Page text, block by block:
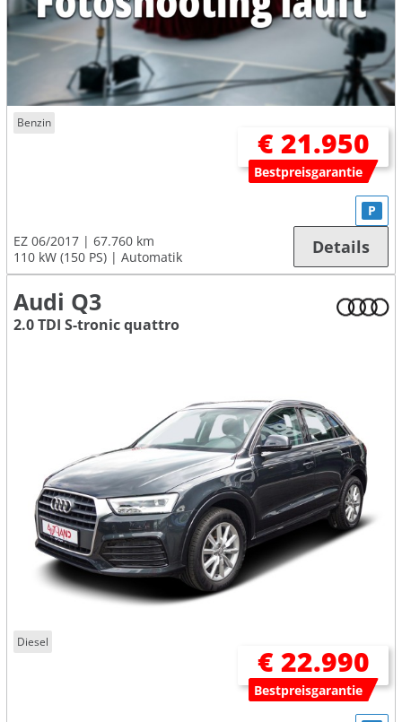
Benzin
€ 21.950
Bestpreisgarantie
EZ 06/2017
67.760 km
110 kW (150 PS)
Automatik
P
Details
Audi Q3
2.0 TDI S-tronic quattro
Diesel
€ 22.990
Bestpreisgarantie